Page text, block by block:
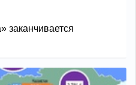
заканчивается